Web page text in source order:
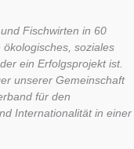
Fischwirten in 60
soziales
ein Erfolgsprojekt ist.
unserer Gemeinschaft
für den
Internationalität in einer